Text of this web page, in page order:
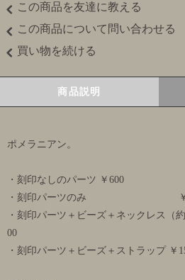
この商品を友達に教える
この商品について問い合わせる
買い物を続ける
商品説明
ポメラニアン。
・刻印なしのパーツ ￥600
・刻印パーツのみ ￥
・刻印パーツ＋ビーズ＋ネックレス（
00
・刻印パーツ＋ビーズ＋ストラップ ￥